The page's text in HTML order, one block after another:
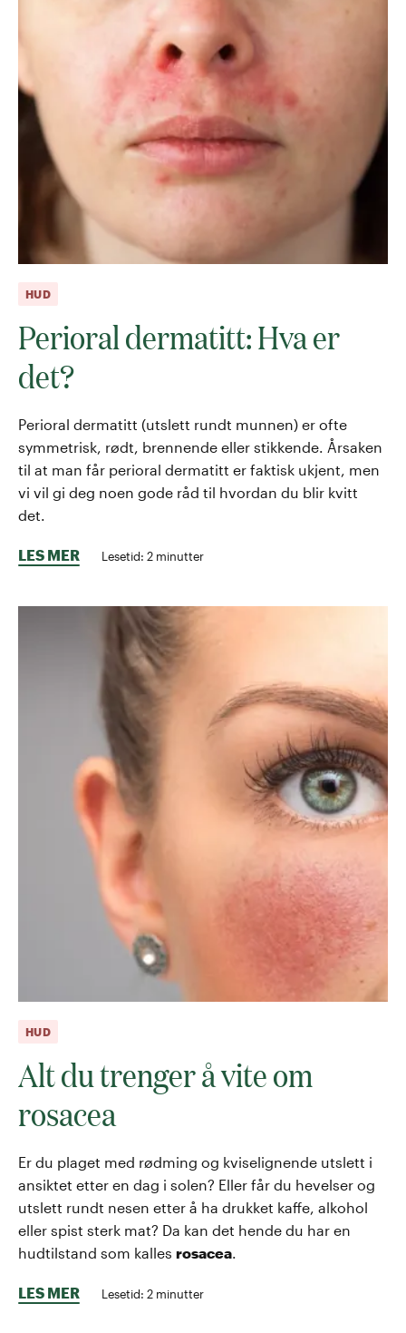
HUD
Perioral dermatitt: Hva er
det?
Perioral dermatitt (utslett rundt munnen) er ofte
symmetrisk, rødt, brennende eller stikkende. Årsaken
til at man får perioral dermatitt er faktisk ukjent, men
vi vil gi deg noen gode råd til hvordan du blir kvitt
det.
LES MER Lesetid: 2 minutter
HUD
Alt du trenger å vite om
rosacea
Er du plaget med rødming og kviselignende utslett i
ansiktet etter en dag i solen? Eller får du hevelser og
utslett rundt nesen etter å ha drukket kaffe, alkohol
eller spist sterk mat? Da kan det hende du har en
hudtilstand som kalles rosacea
LES MER Lesetid: 2 minutter